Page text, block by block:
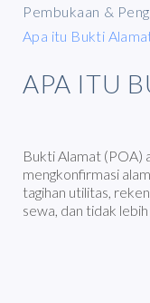
Pembukaan &
Apa itu Bukti
APA ITU
Bukti Alamat (POA)
mengkonfirmasi
tagihan utilitas,
sewa, dan tidak